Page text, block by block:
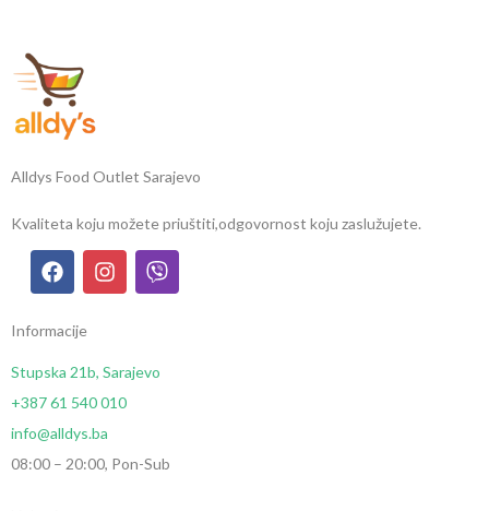
Alldys Food Outlet Sarajevo
Kvaliteta koju možete priuštiti,odgovornost koju zaslužujete.
Informacije
Stupska 21b, Sarajevo
+387 61 540 010
info@alldys.ba
08:00 – 20:00, Pon-Sub